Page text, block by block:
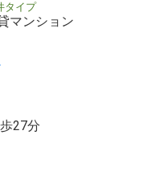
タイプ
マンション
27分